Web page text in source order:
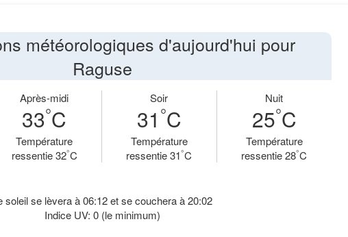
météorologiques d'aujourd'hui pour
Raguse
Après-midi
33°C
Température
ressentie 32°C
Soir
31 °C
Température
ressentie 31°C
Nuit
25°C
Température
ressentie 28°C
soleil se lèvera à 06:12 et se couchera à 20:02
Indice UV: 0 (le minimum)